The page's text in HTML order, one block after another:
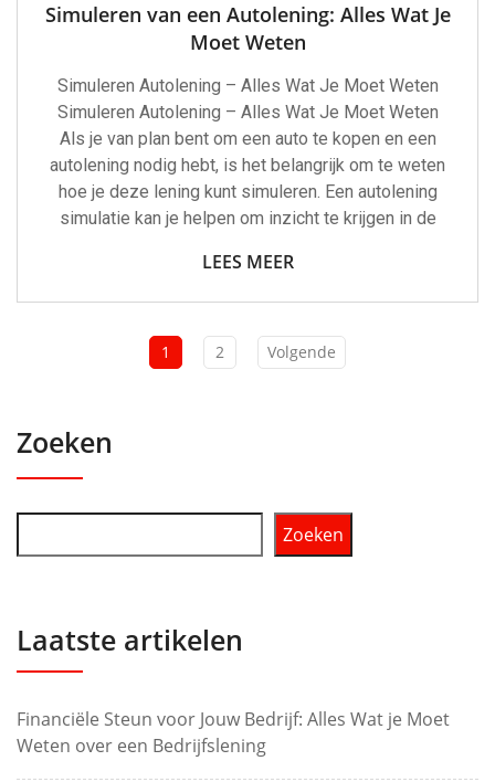
Simuleren van een Autolening: Alles Wat Je
Moet Weten
Simuleren Autolening – Alles Wat Je Moet Weten
Simuleren Autolening – Alles Wat Je Moet Weten
Als je van plan bent om een auto te kopen en een
autolening nodig hebt, is het belangrijk om te weten
hoe je deze lening kunt simuleren. Een autolening
simulatie kan je helpen om inzicht te krijgen in de
LEES MEER
1 2 Volgende
Zoeken
Zoeken
Laatste artikelen
Financiële Steun voor Jouw Bedrijf: Alles Wat je Moet
Weten over een Bedrijfslening